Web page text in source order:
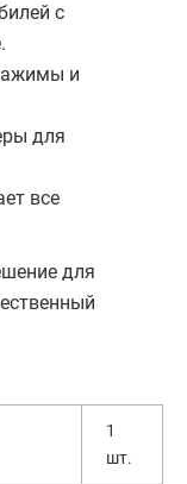
с
и
для
все
для
1
шт.